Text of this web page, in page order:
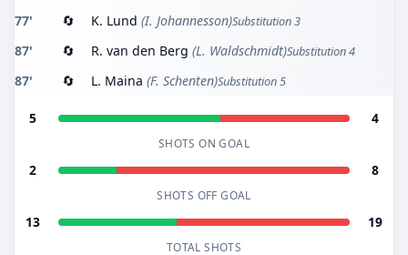
77' 🔄 K. Lund (I. Johannesson)Substitution 3
87' 🔄 R. van den Berg (L. Waldschmidt)Substitution 4
87' 🔄 L. Maina (F. Schenten)Substitution 5
5 4
SHOTS ON GOAL
2 8
SHOTS OFF GOAL
13 19
TOTAL SHOTS